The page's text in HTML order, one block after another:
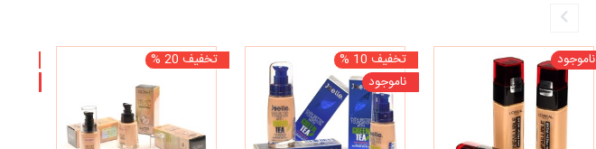
ناموجود
تخفیف 10 %
ناموجود
تخفیف 20 %